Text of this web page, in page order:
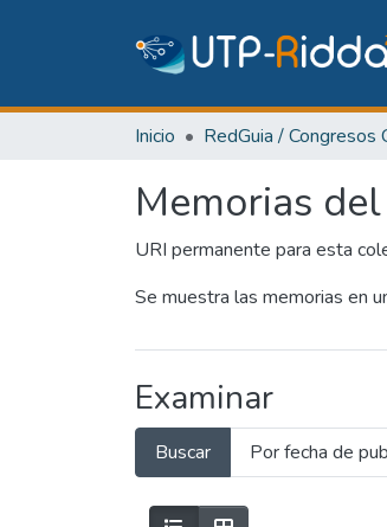
Inicio
Memorias
URI permanente para esta
Se muestra las memorias en
Examinar
Buscar Por fecha de